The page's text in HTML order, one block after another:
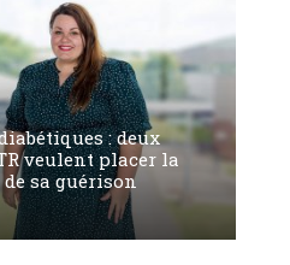
: deux
veulent placer la
sa guérison